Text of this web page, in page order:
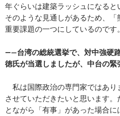
年ぐらいは建築ラッシュになると
そのような見通しがあるため、
重要課題の一つにしているのです。
―—台湾の総統選挙で、対中強硬
徳氏が当選しましたが、中台の緊
私は国際政治の専門家ではあり
させていただきたいと思います
とながら「有事」があった場合